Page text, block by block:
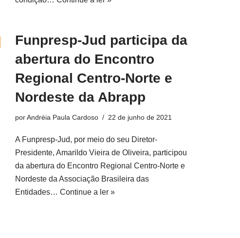
Funpresp-Jud participa da
abertura do Encontro
Regional Centro-Norte e
Nordeste da Abrapp
porAndréia Paula Cardoso 22 de junho de 2021
A Funpresp-Jud, por meio do seu Diretor-
Presidente, Amarildo Vieira de Oliveira, participou
da abertura do Encontro Regional Centro-Norte e
Nordeste da Associação Brasileira das
Entidades… Continue a ler »